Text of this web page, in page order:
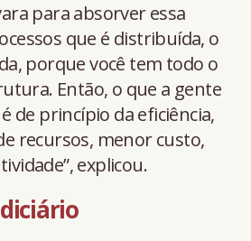
para absorver essa
que é distribuída, o
porque você tem todo o
Então, o que a gente
de princípio da eficiência,
recursos, menor custo,
explicou.